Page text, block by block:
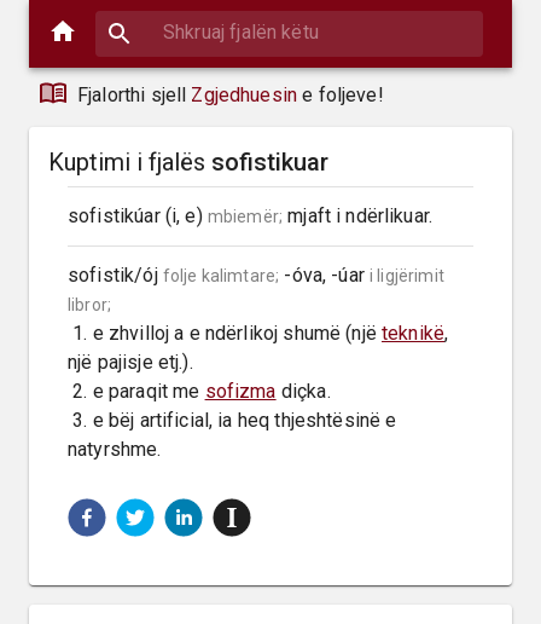
Fjalorthi sjell Zgjedhuesin e foljeve!
Kuptimi i fjalës sofistikuar
sofistikúar (i, e) mbiemër; mjaft i ndërlikuar.
sofistik/ój folje kalimtare; -óva, -úar i ligjërimit
libror;
1. e zhvilloj a e ndërlikoj shumë (një teknikë,
një pajisje etj.).
2. e paraqit me sofizma diçka.
3. e bëj artificial, ia heq thjeshtësinë e
natyrshme.